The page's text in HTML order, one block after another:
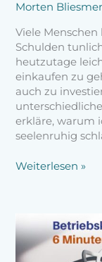
Morten Bliesmer
Viele Menschen
Schulden
heutzutage
einkaufen zu
auch zu
erkläre, warum
seelenruhig
Weiterlesen »
in